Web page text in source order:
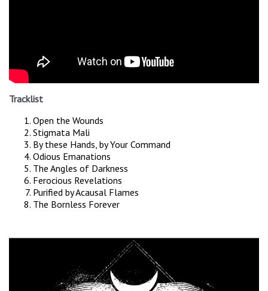
Tracklist
Open the Wounds
Stigmata Mali
By these Hands, by Your Command
Odious Emanations
The Angles of Darkness
Ferocious Revelations
Purified by Acausal Flames
The Bornless Forever